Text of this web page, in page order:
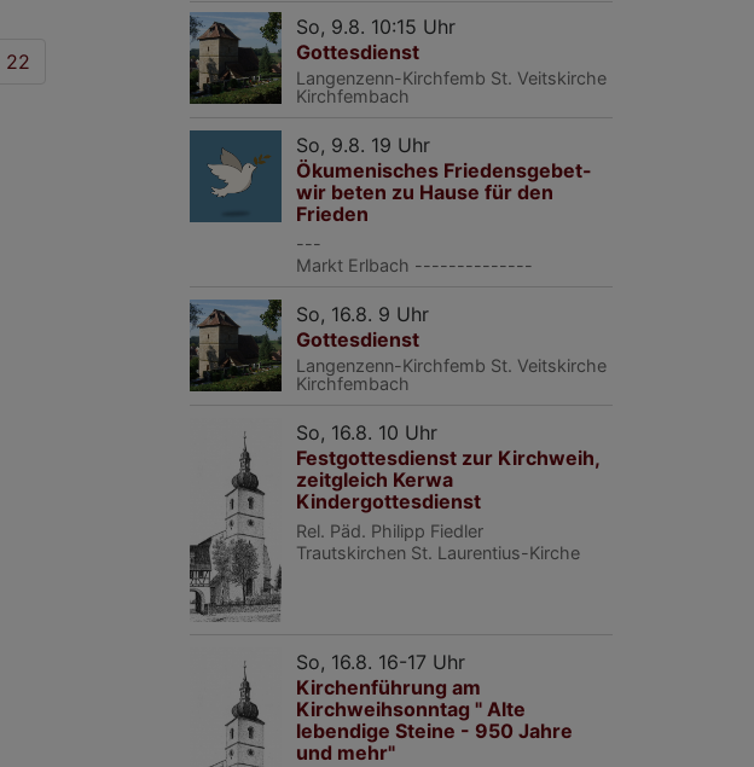
Aktuelle
22
So, 9.8. 10:15 Uhr
Gottesdienst
Langenzenn-Kirchfemb St. Veitskirche
Kirchfembach
So, 9.8. 19 Uhr
Ökumenisches Friedensgebet-
wir beten zu Hause für den
Frieden
---
Markt Erlbach --------------
So, 16.8. 9 Uhr
Gottesdienst
Langenzenn-Kirchfemb St. Veitskirche
Kirchfembach
So, 16.8. 10 Uhr
Festgottesdienst zur Kirchweih,
zeitgleich Kerwa
Kindergottesdienst
Rel. Päd. Philipp Fiedler
Trautskirchen St. Laurentius-Kirche
So, 16.8. 16-17 Uhr
Kirchenführung am
Kirchweihsonntag " Alte
lebendige Steine - 950 Jahre
und mehr"